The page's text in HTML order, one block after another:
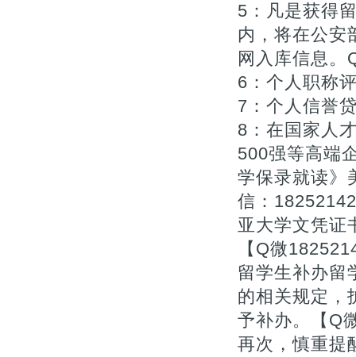
5：凡是获得
内，将在公安
网入库信息。
6：个人职称
7：个人信誉
8：在国家人
500强等高端
学保录就读》
信：
亚大学文凭证
【Q微
留学生补办留
的相关规定，
予补办。【Q
再次，慎重提